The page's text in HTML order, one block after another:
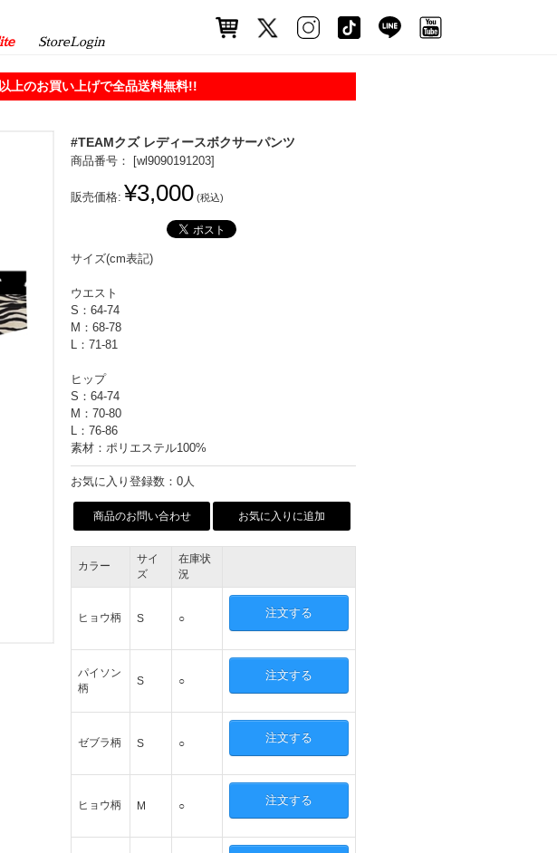
StoreLogin
以上のお買い上げで全品送料無料!!
#TEAMクズ レディースボクサーパンツ
商品番号： [wl9090191203]
販売価格: ¥3,000 (税込)
サイズ(cm表記)
ウエスト
S：64-74
M：68-78
L：71-81
ヒップ
S：64-74
M：70-80
L：76-86
素材：ポリエステル100%
お気に入り登録数：0人
商品のお問い合わせ お気に入りに追加
カラー
サイ
ズ
在庫状
況
ヒョウ柄 S ○ 注文する
パイソン
柄
S ○ 注文する
ゼブラ柄 S ○ 注文する
ヒョウ柄 M ○ 注文する